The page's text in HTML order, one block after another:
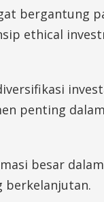
bergantung
ethical
penting
besar
berkelanjutan.